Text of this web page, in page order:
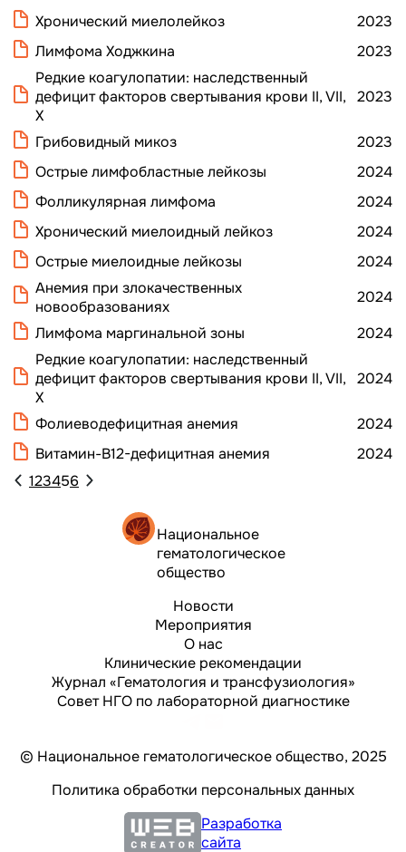
Хронический миелолейкоз
2023
Лимфома Ходжкина
2023
Редкие коагулопатии: наследственный
дефицит факторов свертывания крови II, VII,
X
2023
Грибовидный микоз
2023
Острые лимфобластные лейкозы
2024
Фолликулярная лимфома
2024
Хронический миелоидный лейкоз
2024
Острые миелоидные лейкозы
2024
Анемия при злокачественных
новообразованиях
2024
Лимфома маргинальной зоны
2024
Редкие коагулопатии: наследственный
дефицит факторов свертывания крови II, VII,
X
2024
Фолиеводефицитная анемия
2024
Витамин-В12-дефицитная анемия
2024
123456
Национальное
гематологическое
общество
Новости
Мероприятия
О нас
Клинические рекомендации
Журнал «Гематология и трансфузиология»
Совет НГО по лабораторной диагностике
© Национальное гематологическое общество, 2025
Политика обработки персональных данных
Разработка
сайта